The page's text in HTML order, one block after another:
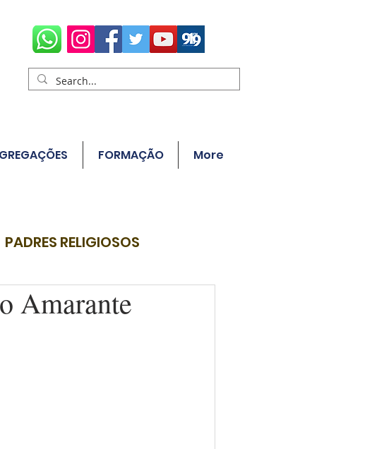
FORMAÇÃO More
PADRES RELIGIOSOS
Amarante